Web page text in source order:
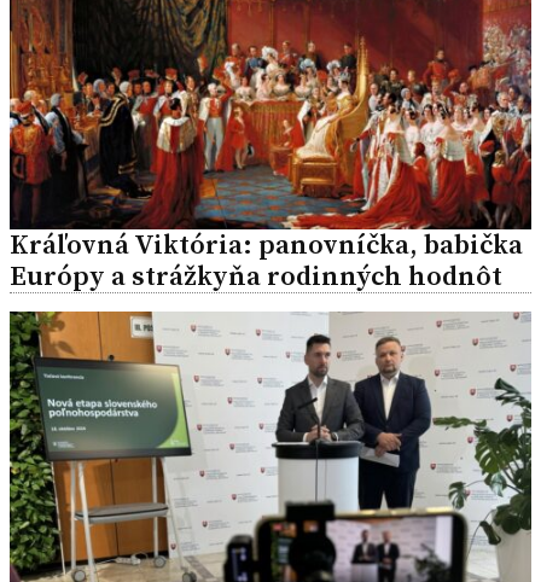
Kráľovná Viktória: panovníčka, babička
Európy a strážkyňa rodinných hodnôt